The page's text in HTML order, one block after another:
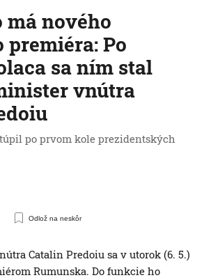
má nového
premiéra: Po
sa ním stal
vnútra
po prvom kole prezidentských
Odlož na neskôr
Catalin Predoiu sa v utorok (6. 5.)
Rumunska. Do funkcie ho